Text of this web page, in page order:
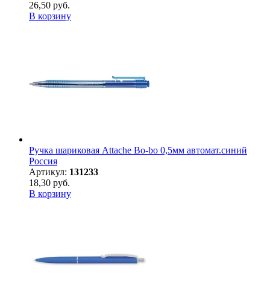
26,50 руб.
В корзину
Ручка шариковая Attache Bo-bo 0,5мм автомат.синий
Россия
Артикул: 131233
18,30 руб.
В корзину